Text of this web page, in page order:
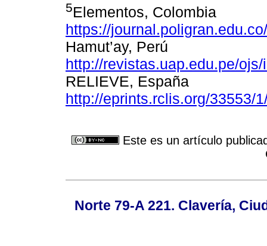
5Elementos, Colombia
https://
Hamut’ay, Perú
http://revistas.uap.edu.pe/
RELIEVE, España
http://eprints.rclis.org/33553/
Este es un artículo
Norte 79-A 221. Clavería,